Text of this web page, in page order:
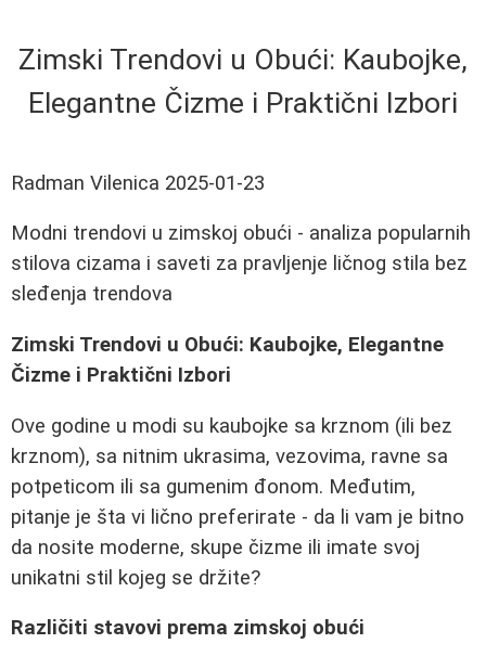
Zimski Trendovi u Obući: Kaubojke,
Elegantne Čizme i Praktični Izbori
Radman Vilenica 2025-01-23
Modni trendovi u zimskoj obući - analiza popularnih
stilova cizama i saveti za pravljenje ličnog stila bez
sleđenja trendova
Zimski Trendovi u Obući: Kaubojke, Elegantne
Čizme i Praktični Izbori
Ove godine u modi su kaubojke sa krznom (ili bez
krznom), sa nitnim ukrasima, vezovima, ravne sa
potpeticom ili sa gumenim đonom. Međutim,
pitanje je šta vi lično preferirate - da li vam je bitno
da nosite moderne, skupe čizme ili imate svoj
unikatni stil kojeg se držite?
Različiti stavovi prema zimskoj obući